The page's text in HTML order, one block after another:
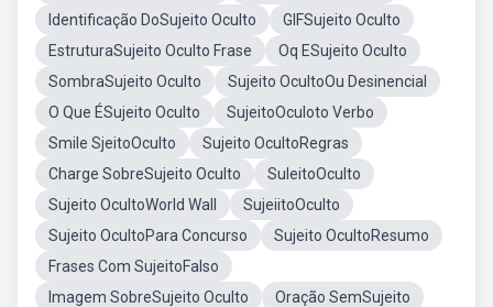
Identificação DoSujeito Oculto
GIFSujeito Oculto
EstruturaSujeito Oculto Frase
Oq ESujeito Oculto
SombraSujeito Oculto
Sujeito OcultoOu Desinencial
O Que ÉSujeito Oculto
SujeitoOculoto Verbo
Smile SjeitoOculto
Sujeito OcultoRegras
Charge SobreSujeito Oculto
SuleitoOculto
Sujeito OcultoWorld Wall
SujeiitoOculto
Sujeito OcultoPara Concurso
Sujeito OcultoResumo
Frases Com SujeitoFalso
Imagem SobreSujeito Oculto
Oração SemSujeito